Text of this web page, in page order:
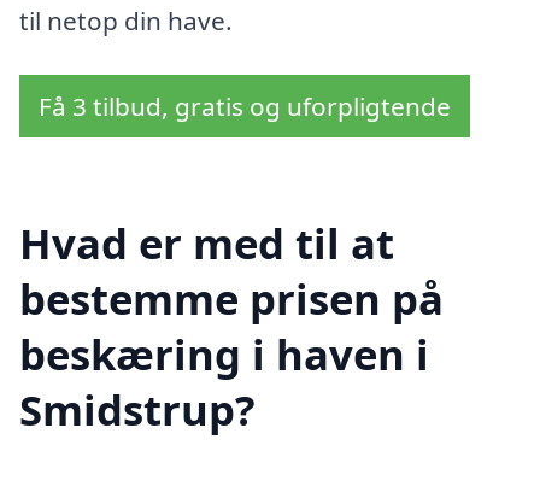
til netop din have.
Få 3 tilbud, gratis og uforpligtende
Hvad er med til at
bestemme prisen på
beskæring i haven i
Smidstrup?